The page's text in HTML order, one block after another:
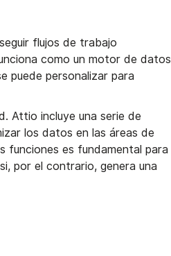
flujos de trabajo
como un motor de datos
puede personalizar para
Attio incluye una serie de
los datos en las áreas de
funciones es fundamental para
por el contrario, genera una